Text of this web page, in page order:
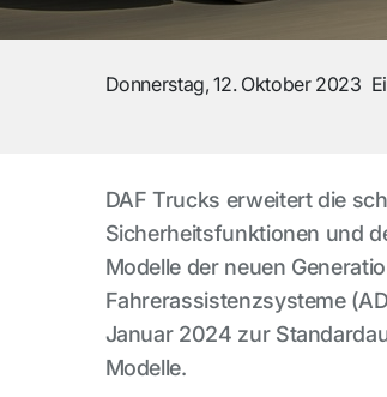
Donnerstag, 12. Oktober 2023
DAF Trucks erweitert die
Sicherheitsfunktionen und
Modelle der neuen
Fahrerassistenzsysteme
Januar 2024 zur
Modelle.